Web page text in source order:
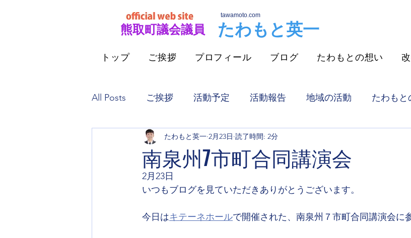
​熊取町議会議員 ​たわもと英一
tawamoto.com
トップ ご挨拶 プロフィール ブログ たわもとの想い
All Posts ご挨拶 活動予定 活動報告 地域の活動 たわもと
インプットとアウトプット 趣味
ポスティングとご挨拶
会派代表者質問 泉州南消防組合議会 議会報告 わが家の小庭
南泉州7市町合同講演会
たわもと英一 2月23日 読了時間: 2分
2月23日
いつもブログを見ていただきありがとうございます。
今日はキテーネホールで開催された、南泉州７市町合同講演会に